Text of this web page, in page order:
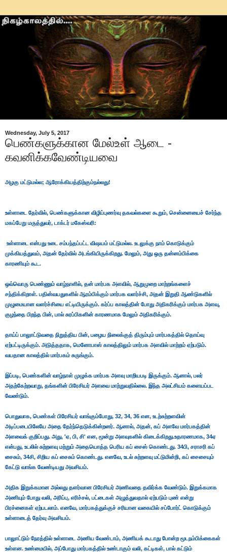
Wednesday, July 5, 2017
பெண்களுக்கான மேல்உள் ஆடை -
கவனிக்கவேண்டியவை
அழகு மட்டுமல்ல; ஆரோக்கியத்திற்கும்நல்லது!
உள்ளாடை தேர்வில், பெண்களுக்கான விழிப்புணர்வு தகவல்களை கூறும், சென்னையைச் சேர்ந்த
மகப்பேறு மருத்துவர், டாக்டர் மகேஸ்வரி:
உள்ளாடை என்பது உடை சம்பந்தப்பட்ட விஷயம் மட்டுமல்ல. உடலுக்கு நாம் கொடுக்கும்
முக்கியத்துவம், அதன் தேர்வில் அடங்கியிருக்கிறது. மேலும், அது ஒரு தன்னம்பிக்கை
காரணியும் கூட.
ஒவ்வொரு பெண்ணும் வாழ்நாளில், தன் மார்பக அளவில், ஆறுமுறை மாற்றங்களைச்
சந்திக்கிறாள். பதின்வயதுகளில் ஆரம்பிக்கும் மார்பக வளர்ச்சி, அதன் இறுதி ஆண்டுகளில்
முழுமையான வளர்ச்சியை எட்டியிருக்கும். கர்ப்ப காலத்தின் போது அதிகரிக்கும் மார்பக அளவு,
குழந்தை பிறந்த பின், பால் சுரப்பிகளின் காரணமாக மேலும் அதிகரிக்கும்.
தாய்ப் பாலுாட்டுவதை நிறுத்திய பின், பழைய நிலைக்குத் திரும்பும் மார்பகத்தில் தொய்வு
ஏற்பட்டிருக்கும். அடுத்ததாக, மெனோபாஸ் காலத்திலும் மார்பக அளவில் மாற்றம் ஏற்படும்.
வயதான காலத்தில் மார்பகம் சுருங்கும்.
இப்படி, பெண்களின் வாழ்நாள் முழுக்க மார்பக அளவு மாறியபடி இருக்கும். ஆனால், பலர்
அதற்கேற்றவாறு, தங்களின் பிரேசியர் அளவை மாற்றுவதில்லை. இந்த அலட்சியம் களையப்பட
வேண்டும்.
பொதுவாக, பெண்கள் பிரேசியர் வாங்கும்போது, 32, 34, 36 என, உடற்சுற்றளவின்
அடிப்படையிலேயே அதை தேர்ந்தெடுக்கின்றனர். ஆனால், அதன், கப் அளவே மார்பகத்தின்
அளவைக் குறிப்பது. அது, 'ஏ, பி, சி' என, மூன்று அளவுகளில் கிடைக்கிறது.உதாரணமாக, 34ஏ
என்பது, உடலில் சுற்றளவு மற்றும் அதையொத்த பெரிய கப் சைஸ் கொண்டது. 34பி, சராசரி கப்
சைசும், 34சி, சிறிய கப் சைசும் கொண்டது. எனவே, உடல் சுற்றளவு மட்டுமின்றி, கப் சைசையும்
கேட்டு வாங்க வேண்டியது அவசியம்.
அதிக இறுக்கமான அல்லது தளர்வான பிரேசியர் அணிவதை தவிர்க்க வேண்டும். இறுக்கமாக
அணியும் போது வலி, அரிப்பு, எரிச்சல், பட்டைகள் அழுத்துவதால் ஏற்படும் புண் என்று
பிரச்னைகள் ஏற்படலாம். எனவே, மார்பகத்துக்குச் சரியான வகையில் சப்போர்ட் கொடுக்கும்
உள்ளாடைத் தேர்வு அவசியம்.
பாலுாட்டும் நேரத்தில் உள்ளாடை அணிய வேண்டாம், அணியக் கூடாது போன்ற மூடநம்பிக்கைகள்
உள்ளன. உண்மையில், அப்போது மார்பகத்தில் உண்டாகும் வலி, கட்டிகள், பால் கட்டும்